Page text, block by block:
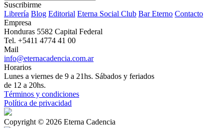
Suscribirme
Librería Blog Editorial Eterna Social Club Bar Eterno Contacto
Empresa
Honduras 5582 Capital Federal
Tel. +5411 4774 41 00
Mail
info@eternacadencia.com.ar
Horarios
Lunes a viernes de 9 a 21hs. Sábados y feriados
de 12 a 20hs.
Términos y condiciones
Política de privacidad
Copyright © 2026 Eterna Cadencia